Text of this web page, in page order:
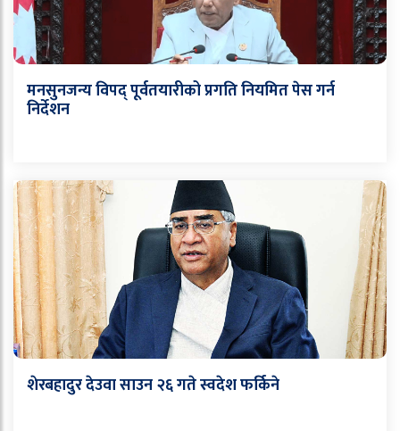
मनसुनजन्य विपद् पूर्वतयारीको प्रगति नियमित पेस गर्न
निर्देशन
शेरबहादुर देउवा साउन २६ गते स्वदेश फर्किने